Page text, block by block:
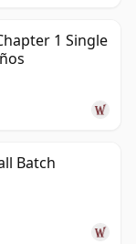
1 Single
Batch